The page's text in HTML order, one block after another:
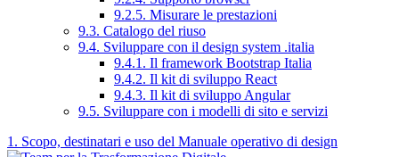
9.2.5. Misurare le prestazioni
9.3. Catalogo del riuso
9.4. Sviluppare con il design system .italia
9.4.1. Il framework Bootstrap Italia
9.4.2. Il kit di sviluppo React
9.4.3. Il kit di sviluppo Angular
9.5. Sviluppare con i modelli di sito e servizi
1. Scopo, destinatari e uso del Manuale operativo di design